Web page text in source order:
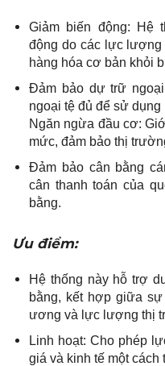
Giảm biến động: Hệ
động do các lực lượng
hàng hóa cơ bản khỏi
Đảm bảo dự trữ
ngoại tệ đủ để sử dụng
Ngăn ngừa đầu cơ:
mức, đảm bảo thị
Đảm bảo cân bằng
cân thanh toán của
bằng.
Ưu điểm:
Hệ thống này hỗ trợ
bằng, kết hợp giữa
ương và lực lượng thị
Linh hoạt: Cho phép
giá và kinh tế một cách